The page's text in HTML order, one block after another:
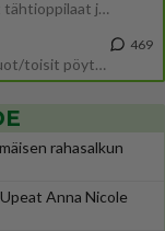
TTK tulee taas tänä syksynä. Ohjelman uudet tähtioppilaat julkistetaan torstaina 6. elokuuta klo 14 alkavassa lehdistö
Siinäpä se kysymys on otsikossa. Mitäpä siis tuot/toisit pöytään parisuhteessa? Oletko mies vai nainen? Koetko sen mitä
469
rahasalkun
Anna Nicole